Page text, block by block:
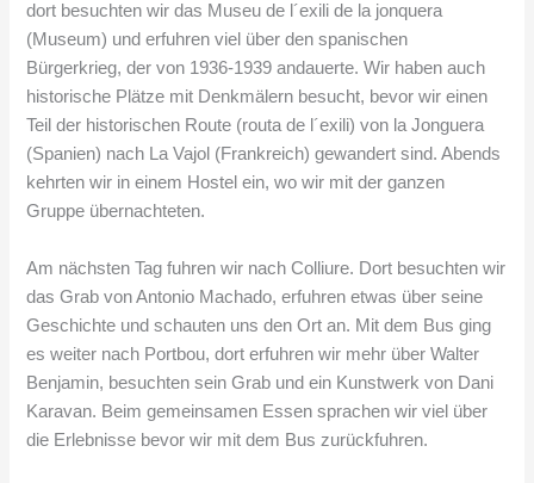
dort besuchten wir das Museu de l´exili de la jonquera
(Museum) und erfuhren viel über den spanischen
Bürgerkrieg, der von 1936-1939 andauerte. Wir haben auch
historische Plätze mit Denkmälern besucht, bevor wir einen
Teil der historischen Route (routa de l´exili) von la Jonguera
(Spanien) nach La Vajol (Frankreich) gewandert sind. Abends
kehrten wir in einem Hostel ein, wo wir mit der ganzen
Gruppe übernachteten.
Am nächsten Tag fuhren wir nach Colliure. Dort besuchten wir
das Grab von Antonio Machado, erfuhren etwas über seine
Geschichte und schauten uns den Ort an. Mit dem Bus ging
es weiter nach Portbou, dort erfuhren wir mehr über Walter
Benjamin, besuchten sein Grab und ein Kunstwerk von Dani
Karavan. Beim gemeinsamen Essen sprachen wir viel über
die Erlebnisse bevor wir mit dem Bus zurückfuhren.